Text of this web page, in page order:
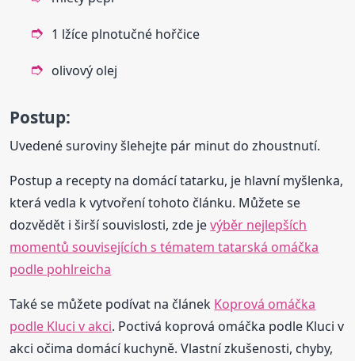
1 lžíce plnotučné hořčice
olivový olej
Postup:
Uvedené suroviny šlehejte pár minut do zhoustnutí.
Postup a recepty na domácí tatarku, je hlavní myšlenka,
která vedla k vytvoření tohoto článku. Můžete se
dozvědět i širší souvislosti, zde jevýběr nejlepších
momentů souvisejících s tématem tatarská omáčka
podle pohlreicha
Také se můžete podívat na článek Koprová omáčka
podle Kluci v akci. Poctivá koprová omáčka podle Kluci v
akci očima domácí kuchyně. Vlastní zkušenosti, chyby,